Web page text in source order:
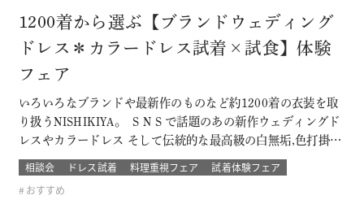
1200着から選ぶ【ブランドウェディング
ドレス＊カラードレス試着×試食】体験
フェア
いろいろなブランドや最新作のものなど約1200着の衣装を取
り扱うNISHIKIYA。 ＳＮＳで話題のあの新作ウェディングド
レスやカラードレス そして伝統的な最高級の白無垢,色打掛,本
振袖からブライズメイドの衣裳まで 衣裳のラインナップは品
質や数どちらとも県内でもトップレベル プロのドレスコーデ
ィネーターと打ち合わせをして結婚式当日の「運命の一着」
相談会 ドレス試着 料理重視フェア
試着体験フェア
おすすめ